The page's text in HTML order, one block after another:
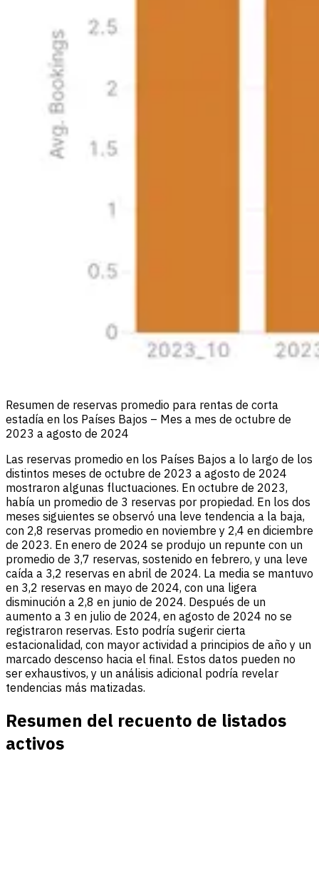
Resumen de reservas promedio para rentas de corta
estadía en los Países Bajos – Mes a mes de octubre de
2023 a agosto de 2024
Las reservas promedio en los Países Bajos a lo largo de los
distintos meses de octubre de 2023 a agosto de 2024
mostraron algunas fluctuaciones. En octubre de 2023,
había un promedio de 3 reservas por propiedad. En los dos
meses siguientes se observó una leve tendencia a la baja,
con 2,8 reservas promedio en noviembre y 2,4 en diciembre
de 2023. En enero de 2024 se produjo un repunte con un
promedio de 3,7 reservas, sostenido en febrero, y una leve
caída a 3,2 reservas en abril de 2024. La media se mantuvo
en 3,2 reservas en mayo de 2024, con una ligera
disminución a 2,8 en junio de 2024. Después de un
aumento a 3 en julio de 2024, en agosto de 2024 no se
registraron reservas. Esto podría sugerir cierta
estacionalidad, con mayor actividad a principios de año y un
marcado descenso hacia el final. Estos datos pueden no
ser exhaustivos, y un análisis adicional podría revelar
tendencias más matizadas.
Resumen del recuento de listados
activos